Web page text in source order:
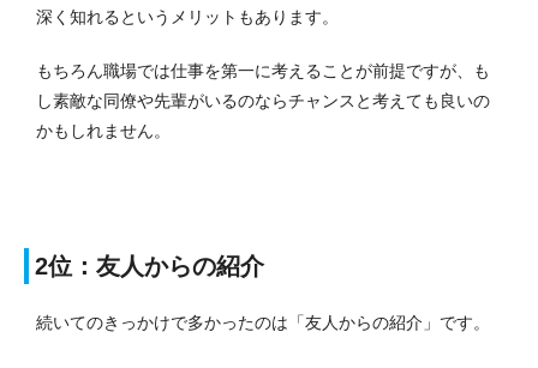
深く知れるというメリットもあります。
もちろん職場では仕事を第一に考えることが前提ですが、も
し素敵な同僚や先輩がいるのならチャンスと考えても良いの
かもしれません。
2位：友人からの紹介
続いてのきっかけで多かったのは「友人からの紹介」です。